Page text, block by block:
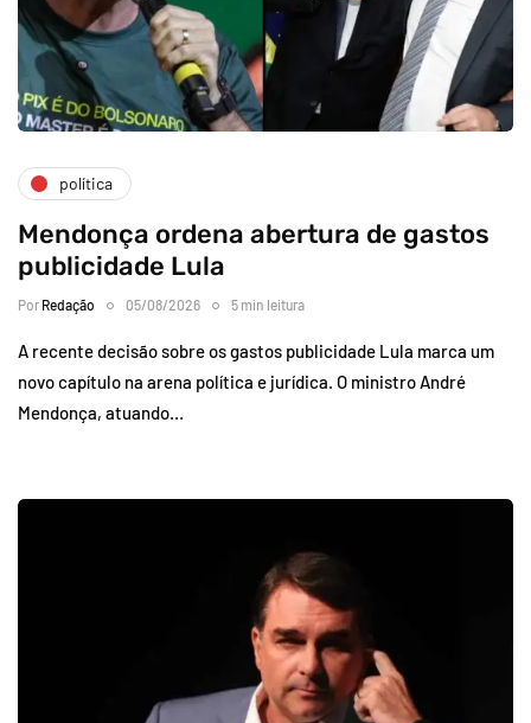
política
Mendonça ordena abertura de gastos
publicidade Lula
Por Redação 05/08/2026 5 min leitura
A recente decisão sobre os gastos publicidade Lula marca um
novo capítulo na arena política e jurídica. O ministro André
Mendonça, atuando…